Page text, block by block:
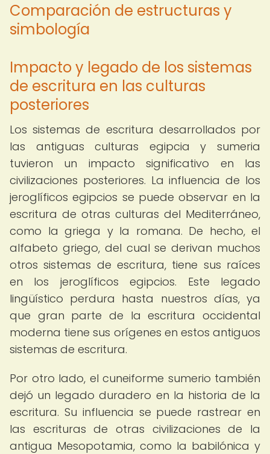
Comparación de estructuras y
simbología
Impacto y legado de los sistemas
de escritura en las culturas
posteriores
Los sistemas de escritura desarrollados por
las antiguas culturas egipcia y sumeria
tuvieron un impacto significativo en las
civilizaciones posteriores. La influencia de los
jeroglíficos egipcios se puede observar en la
escritura de otras culturas del Mediterráneo,
como la griega y la romana. De hecho, el
alfabeto griego, del cual se derivan muchos
otros sistemas de escritura, tiene sus raíces
en los jeroglíficos egipcios. Este legado
lingüístico perdura hasta nuestros días, ya
que gran parte de la escritura occidental
moderna tiene sus orígenes en estos antiguos
sistemas de escritura.
Por otro lado, el cuneiforme sumerio también
dejó un legado duradero en la historia de la
escritura. Su influencia se puede rastrear en
las escrituras de otras civilizaciones de la
antigua Mesopotamia, como la babilónica y